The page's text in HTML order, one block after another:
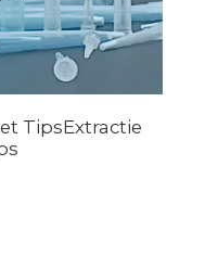
TipsExtractie